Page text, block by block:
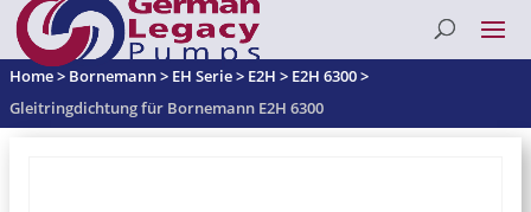
Home> Bornemann> EH Serie> E2H > E2H 6300>
Gleitringdichtung für Bornemann E2H 6300